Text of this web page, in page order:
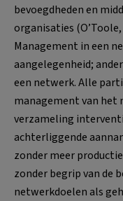
bevoegdheden en
organisaties
Management in een
aangelegenheid;
een netwerk. Alle
management van het
verzameling
achterliggende
zonder meer
zonder begrip van de
netwerkdoelen als